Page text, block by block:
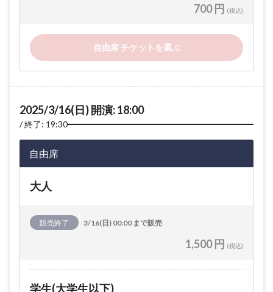
700 円 (税込)
自由席 チケットを選ぶ
2025/3/16(日) 開演: 18:00
終了: 19:30
自由席
大人
販売終了 3/16(日) 00:00 まで販売
1,500 円 (税込)
学生(大学生以下)